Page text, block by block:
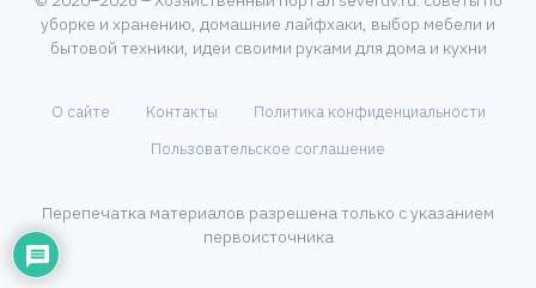
уборке и хранению, домашние лайфхаки, выбор мебели и
бытовой техники, идеи своими руками для дома и кухни
О сайте Контакты
Политика конфиденциальности
Пользовательское соглашение
Перепечатка материалов разрешена только с указанием
первоисточника